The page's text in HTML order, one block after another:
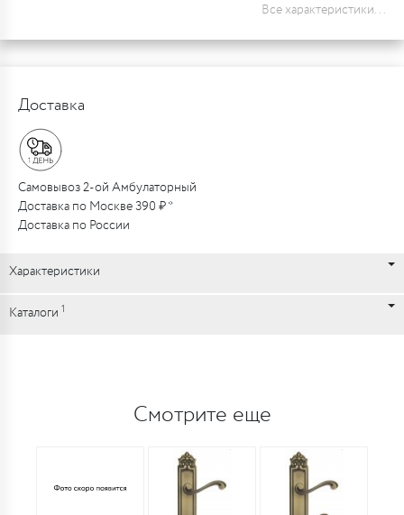
Все характеристики...
Доставка
Самовывоз 2-ой Амбулаторный
Доставка по Москве 390 ₽ *
Доставка по России
Характеристики
Каталоги 1
Смотрите еще